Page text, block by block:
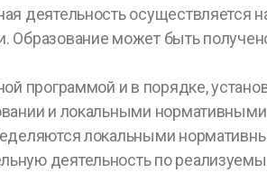
деятельность осуществляется
Образование может быть
программой и в порядке,
и локальными нормативными
локальными
деятельность по